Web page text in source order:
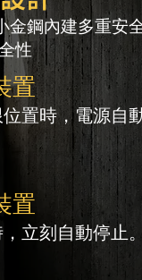
金鋼內建多重安
。
置
置時，電源自
置
立刻自動停止。